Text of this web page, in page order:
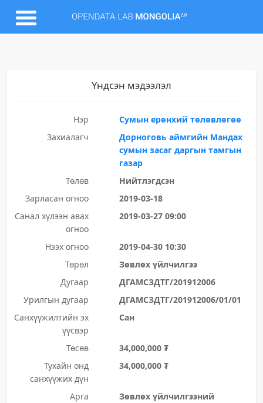
Үндсэн мэдээлэл
Нэр
Сумын ерөнхий төлөвлөгөө
Захиалагч
Дорноговь аймгийн Мандах
сумын засаг даргын тамгын
газар
Төлөв
Нийтлэгдсэн
Зарласан огноо
2019-03-18
Санал хүлээн авах
огноо
2019-03-27 09:00
Нээх огноо
2019-04-30 10:30
Төрөл
Зөвлөх үйлчилгээ
Дугаар
ДГАМСЗДТГ/201912006
Урилгын дугаар
ДГАМСЗДТГ/201912006/01/01
Санхүүжилтийн эх
үүсвэр
Сан
Төсөв
34,000,000 ₮
Тухайн онд
санхүүжих дүн
34,000,000 ₮
Арга
Зөвлөх үйлчилгээний